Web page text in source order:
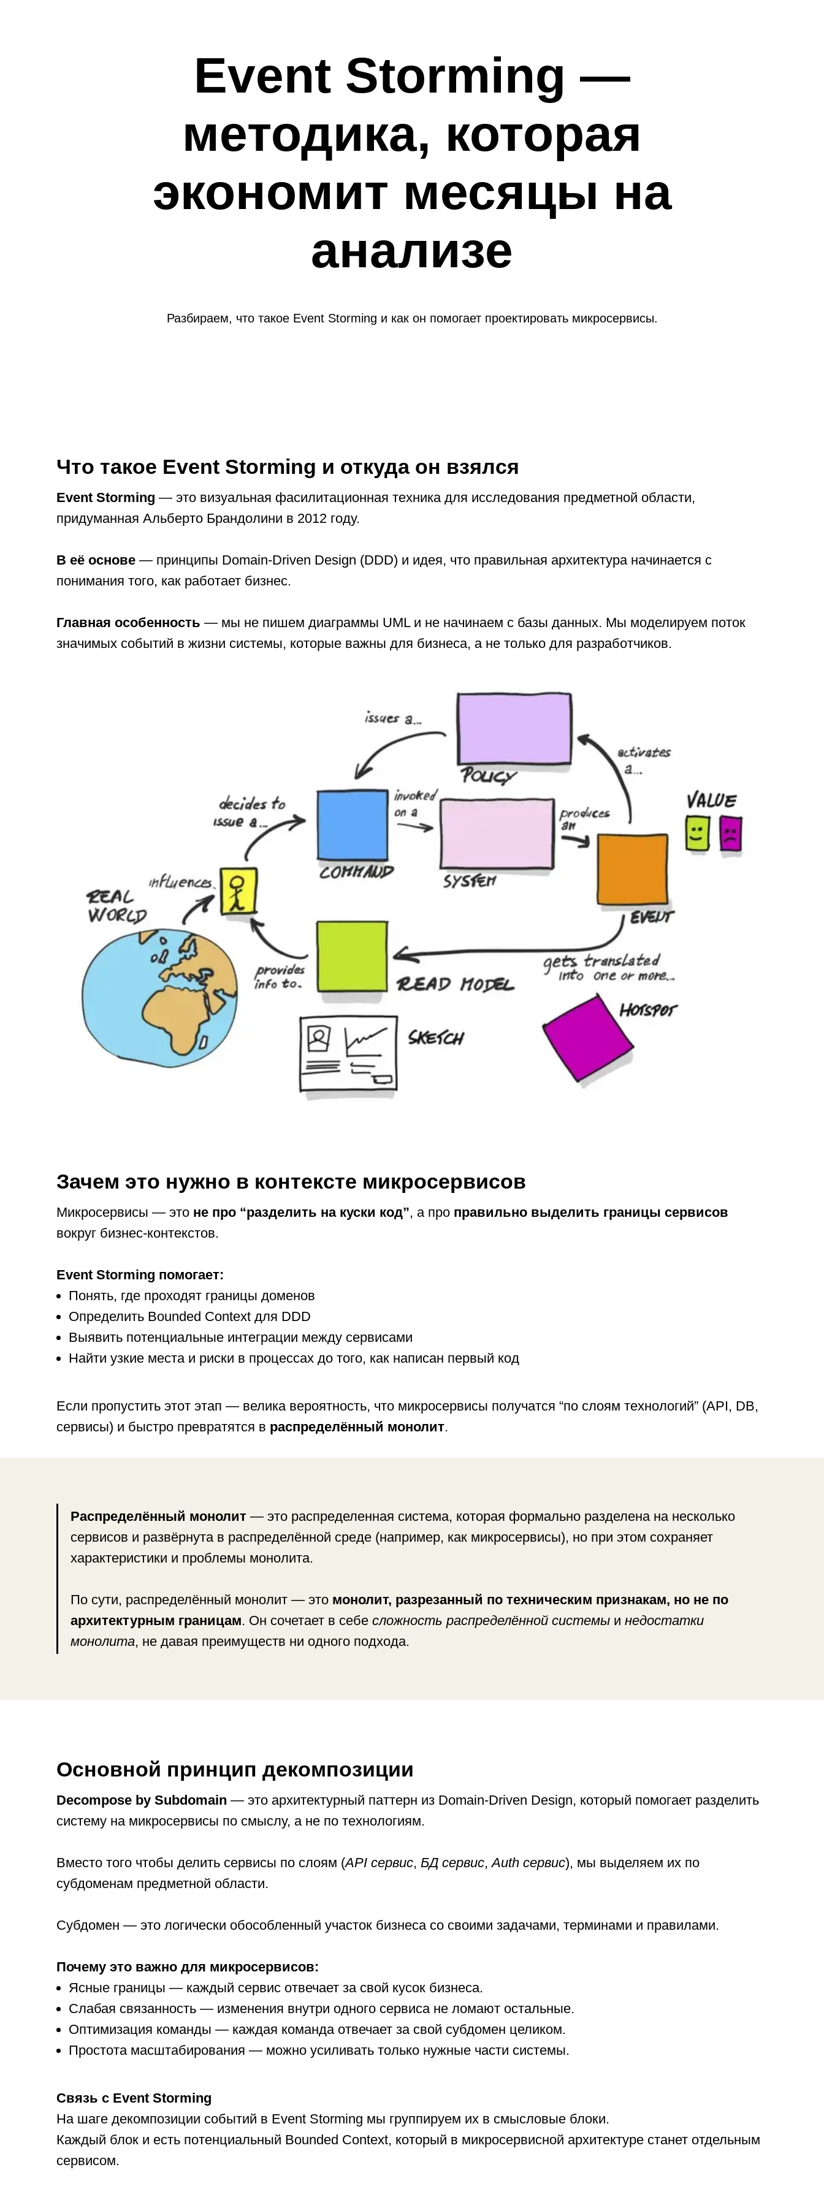
Event Storming —
методика, которая
экономит месяцы на
анализе
Разбираем, что такое Event Storming и как он помогает проектировать микросервисы.
Что такое Event Storming и откуда он взялся
Event Storming — это визуальная фасилитационная техника для исследования предметной области,
придуманная Альберто Брандолини в 2012 году.
В её основе — принципы Domain-Driven Design (DDD) и идея, что правильная архитектура начинается с
понимания того, как работает бизнес.
Главная особенность — мы не пишем диаграммы UML и не начинаем с базы данных. Мы моделируем поток
значимых событий в жизни системы, которые важны для бизнеса, а не только для разработчиков.
Зачем это нужно в контексте микросервисов
Микросервисы — это не про “разделить на куски код”, а про правильно выделить границы сервисов
вокруг бизнес-контекстов.
Event Storming помогает:
Понять, где проходят границы доменов
Определить Bounded Context для DDD
Выявить потенциальные интеграции между сервисами
Найти узкие места и риски в процессах до того, как написан первый код
Если пропустить этот этап — велика вероятность, что микросервисы получатся “по слоям технологий” (API, DB,
сервисы) и быстро превратятся в распределённый монолит.
Распределённый монолит — это распределенная система, которая формально разделена на несколько
сервисов и развёрнута в распределённой среде (например, как микросервисы), но при этом сохраняет
характеристики и проблемы монолита.
По сути, распределённый монолит — это монолит, разрезанный по техническим признакам, но не по
архитектурным границам. Он сочетает в себе сложность распределённой системы и недостатки
монолита, не давая преимуществ ни одного подхода.
Основной принцип декомпозиции
Decompose by Subdomain — это архитектурный паттерн из Domain-Driven Design, который помогает разделить
систему на микросервисы по смыслу, а не по технологиям.
Вместо того чтобы делить сервисы по слоям (API сервис, БД сервис,Auth сервис), мы выделяем их по
субдоменам предметной области.
Субдомен — это логически обособленный участок бизнеса со своими задачами, терминами и правилами.
Почему это важно для микросервисов:
Ясные границы — каждый сервис отвечает за свой кусок бизнеса.
Слабая связанность — изменения внутри одного сервиса не ломают остальные.
Оптимизация команды — каждая команда отвечает за свой субдомен целиком.
Простота масштабирования — можно усиливать только нужные части системы.
Связь с Event Storming
На шаге декомпозиции событий в Event Storming мы группируем их в смысловые блоки.
Каждый блок и есть потенциальный Bounded Context, который в микросервисной архитектуре станет отдельным
сервисом.